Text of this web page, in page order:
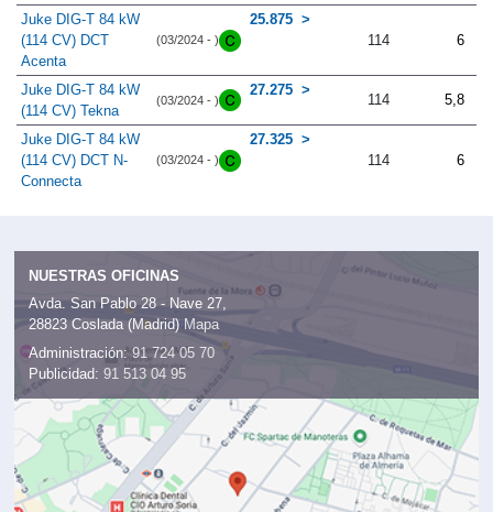
Juke DIG-T 84 kW
(114 CV) DCT
Acenta
(03/2024 - )
25.875
114
6
Juke DIG-T 84 kW
(114 CV) Tekna
(03/2024 - )
27.275
114 5,8
Juke DIG-T 84 kW
(114 CV) DCT N-
Connecta
(03/2024 - )
27.325
114
6
NUESTRAS OFICINAS
Avda. San Pablo 28 - Nave 27,
28823 Coslada (Madrid) Mapa
Administración: 91 724 05 70
Publicidad: 91 513 04 95